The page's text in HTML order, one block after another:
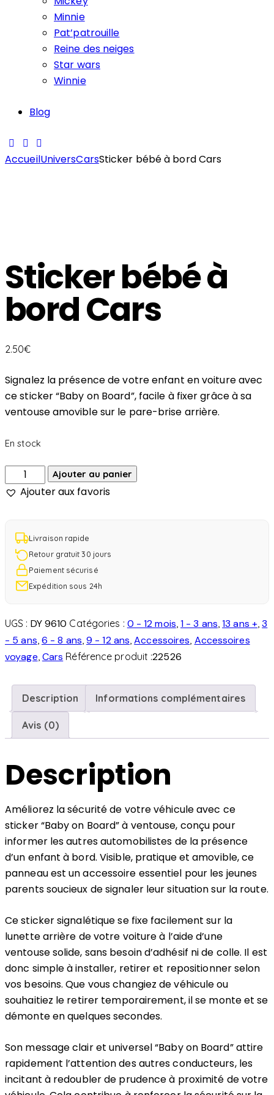
Minnie
Pat’patrouille
Reine des neiges
Star wars
Winnie
Blog
AccueilUniversCarsSticker bébé à bord Cars
Sticker bébé à
bord Cars
2.50€
Signalez la présence de votre enfant en voiture avec
ce sticker “Baby on Board”, facile à fixer grâce à sa
ventouse amovible sur le pare-brise arrière.
En stock
Ajouter au panier
Ajouter aux favoris
Livraison rapide
Retour gratuit 30 jours
Paiement sécurisé
Expédition sous 24h
UGS : DY 9610 Catégories : 0 - 12 mois,1 - 3 ans,13 ans +,3
- 5 ans, 6 - 8 ans,9 - 12 ans,Accessoires, Accessoires
voyage, Cars Référence produit :22526
Description Informations complémentaires
Avis (0)
Description
Améliorez la sécurité de votre véhicule avec ce
sticker “Baby on Board” à ventouse, conçu pour
informer les autres automobilistes de la présence
d’un enfant à bord. Visible, pratique et amovible, ce
panneau est un accessoire essentiel pour les jeunes
parents soucieux de signaler leur situation sur la route.
Ce sticker signalétique se fixe facilement sur la
lunette arrière de votre voiture à l’aide d’une
ventouse solide, sans besoin d’adhésif ni de colle. Il est
donc simple à installer, retirer et repositionner selon
vos besoins. Que vous changiez de véhicule ou
souhaitiez le retirer temporairement, il se monte et se
démonte en quelques secondes.
Son message clair et universel “Baby on Board” attire
rapidement l’attention des autres conducteurs, les
incitant à redoubler de prudence à proximité de votre